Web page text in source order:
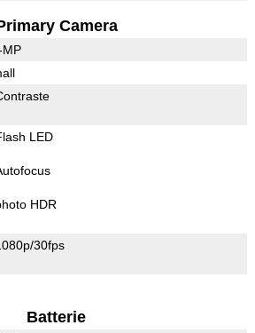
Camera
MP
LED
HDR
30fps
Batterie